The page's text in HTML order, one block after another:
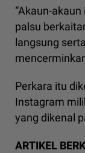
“Akaun-
palsu
langsung
Perkara itu
Instagram
yang dikenal
ARTIKEL